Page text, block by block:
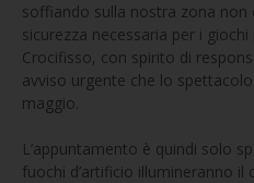
soffiando sulla nostra zona non
sicurezza necessaria per i
Crocifisso, con spirito di
avviso urgente che lo
maggio.
L’appuntamento è quindi solo
fuochi d’artificio illumineranno